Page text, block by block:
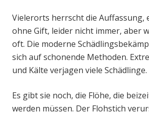
Vielerorts herrscht die Auffassung,
ohne Gift, leider nicht immer, aber
oft. Die moderne
sich auf schonende Methoden.
und Kälte verjagen viele Schädlinge.
Es gibt sie noch, die Flöhe, die
werden müssen. Der Flohstich